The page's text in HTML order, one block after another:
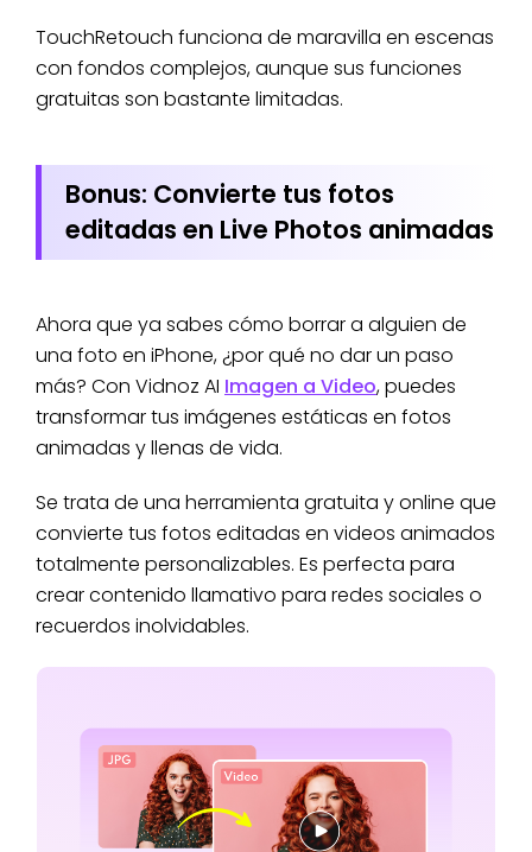
TouchRetouch funciona de maravilla en escenas
con fondos complejos, aunque sus funciones
gratuitas son bastante limitadas.
Bonus: Convierte tus fotos
editadas en Live Photos animadas
Ahora que ya sabes cómo borrar a alguien de
una foto en iPhone, ¿por qué no dar un paso
más? Con Vidnoz AI Imagen a Video, puedes
transformar tus imágenes estáticas en fotos
animadas y llenas de vida.
Se trata de una herramienta gratuita y online que
convierte tus fotos editadas en videos animados
totalmente personalizables. Es perfecta para
crear contenido llamativo para redes sociales o
recuerdos inolvidables.